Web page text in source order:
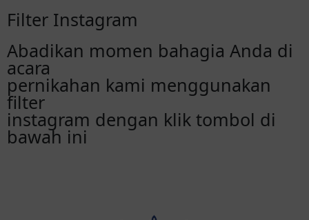
Filter Instagram
Abadikan momen bahagia Anda di
acara
pernikahan kami menggunakan
filter
instagram dengan klik tombol di
bawah ini